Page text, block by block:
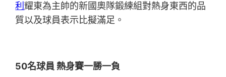
利耀東為主帥的新國奧隊鍛練組對熱身東西的品
質以及球員表示比擬滿足。
50名球員 熱身賽一勝一負